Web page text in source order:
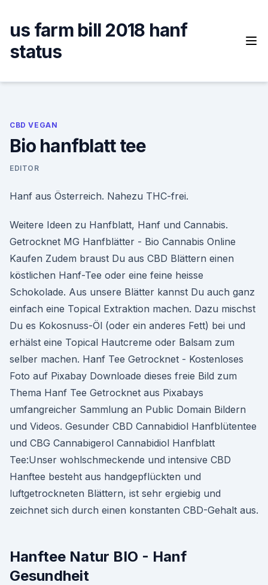
content
us farm bill 2018 hanf
status
CBD VEGAN
Bio hanfblatt tee
EDITOR
Hanf aus Österreich. Nahezu THC-frei.
Weitere Ideen zu Hanfblatt, Hanf und Cannabis.
Getrocknet MG Hanfblätter - Bio Cannabis Online
Kaufen Zudem braust Du aus CBD Blättern einen
köstlichen Hanf-Tee oder eine feine heisse
Schokolade. Aus unsere Blätter kannst Du auch ganz
einfach eine Topical Extraktion machen. Dazu mischst
Du es Kokosnuss-Öl (oder ein anderes Fett) bei und
erhälst eine Topical Hautcreme oder Balsam zum
selber machen. Hanf Tee Getrocknet - Kostenloses
Foto auf Pixabay Downloade dieses freie Bild zum
Thema Hanf Tee Getrocknet aus Pixabays
umfangreicher Sammlung an Public Domain Bildern
und Videos. Gesunder CBD Cannabidiol Hanfblütentee
und CBG Cannabigerol Cannabidiol Hanfblatt
Tee:Unser wohlschmeckende und intensive CBD
Hanftee besteht aus handgepflückten und
luftgetrockneten Blättern, ist sehr ergiebig und
zeichnet sich durch einen konstanten CBD-Gehalt aus.
Hanftee Natur BIO - Hanf
Gesundheit